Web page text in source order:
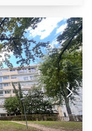
balcon
-